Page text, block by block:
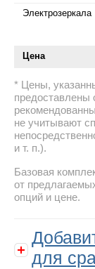
Электрозеркала
Цена
Цены,
предоставлены
не учитывают
и т. п.).
Базовая
от
опций и цене.
для